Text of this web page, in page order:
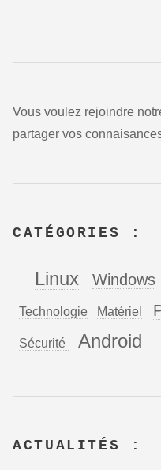
Vous voulez rejoindre
partager vos
CATÉGORIES :
Linux Windows
Technologie Matériel
Sécurité Android
ACTUALITÉS :